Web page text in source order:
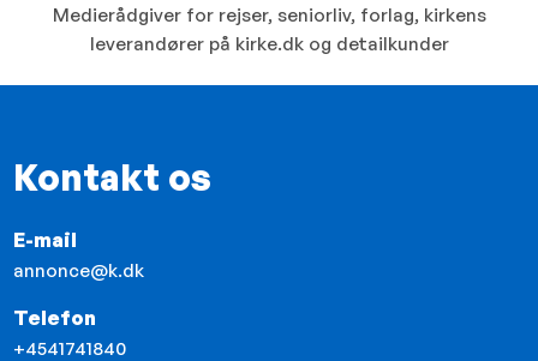
Medierådgiver for rejser, seniorliv, forlag, kirkens
leverandører på kirke.dk og detailkunder
Kontakt os
E-mail
annonce@k.dk
Telefon
+4541741840